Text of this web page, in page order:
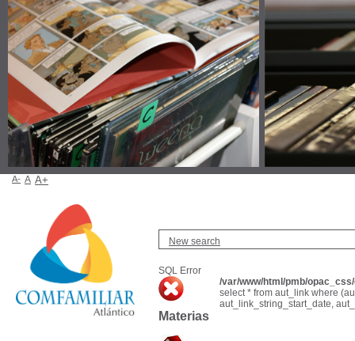
New search
SQL Error
/var/www/html/pmb/
select * from aut_link where
aut_link_string_start_date,
Materias
A- A A+